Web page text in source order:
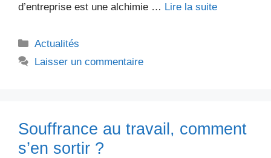
d’entreprise est une alchimie … Lire la suite
Catégories
Actualités
Laisser un commentaire
Souffrance au travail, comment
s’en sortir ?